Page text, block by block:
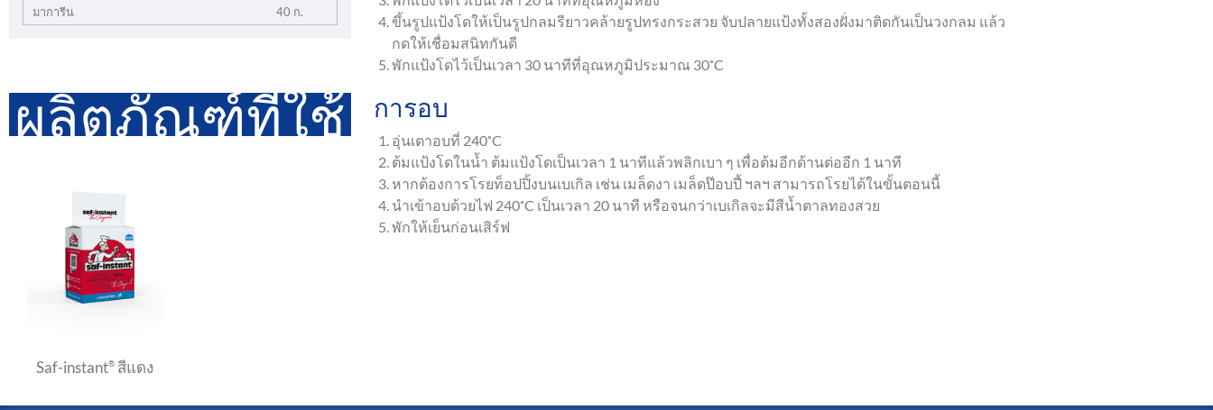
มาการีน
40 ก.
ผลิตภัณฑ์ที่ใช้
Saf-instant®สีแดง
ขึ้นรูปแป้งโดให้เป็นรูปกลมรียาวคล้ายรูปทรงกระสวย จับปลายแป้งทั้งสองฝั่งมาติดกันเป็นวงกลม แล้ว
กดให้เชื่อมสนิทกันดี
พักแป้งโดไว้เป็นเวลา 30 นาทีที่อุณหภูมิประมาณ 30˚C
การอบ
อุ่นเตาอบที่ 240˚C
ต้มแป้งโดในน้ำ ต้มแป้งโดเป็นเวลา 1 นาทีแล้วพลิกเบา ๆ เพื่อต้มอีกด้านต่ออีก 1 นาที
หากต้องการโรยท็อปปิ้งบนเบเกิล เช่น เมล็ดงา เมล็ดป๊อบปี้ ฯลฯ สามารถโรยได้ในขั้นตอนนี้
นำเข้าอบด้วยไฟ 240˚C เป็นเวลา 20 นาที หรือจนกว่าเบเกิลจะมีสีน้ำตาลทองสวย
พักให้เย็นก่อนเสิร์ฟ